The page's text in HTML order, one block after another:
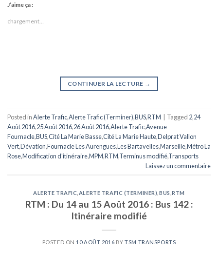
J’aime ça :
chargement…
CONTINUER LA LECTURE →
Posted inAlerte Trafic,Alerte Trafic (Terminer),BUS,RTM Tagged 2,24
Août 2016,25 Août 2016,26 Août 2016,Alerte Trafic,Avenue
Fournacle,BUS,Cité La Marie Basse,Cité La Marie Haute,Delprat Vallon
Vert,Dévation,Fournacle Les Aurengues,Les Bartavelles,Marseille,Métro La
Rose,Modification d'itinéraire,MPM,RTM,Terminus modifié,Transports
Laissez un commentaire
ALERTE TRAFIC ALERTE TRAFIC (TERMINER) BUS ,RTM
RTM : Du 14 au 15 Août 2016 : Bus 142 :
Itinéraire modifié
POSTED ON 10 AOÛT 2016 BYTSM TRANSPORTS